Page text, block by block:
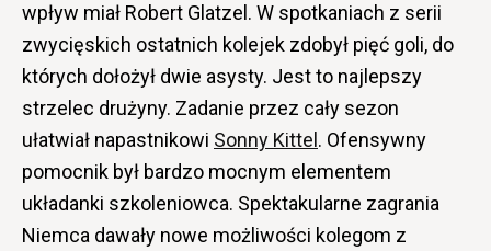
wpływ miał Robert Glatzel. W spotkaniach z serii
zwycięskich ostatnich kolejek zdobył pięć goli, do
których dołożył dwie asysty. Jest to najlepszy
strzelec drużyny. Zadanie przez cały sezon
ułatwiał napastnikowi Sonny Kittel . Ofensywny
pomocnik był bardzo mocnym elementem
układanki szkoleniowca. Spektakularne zagrania
Niemca dawały nowe możliwości kolegom z